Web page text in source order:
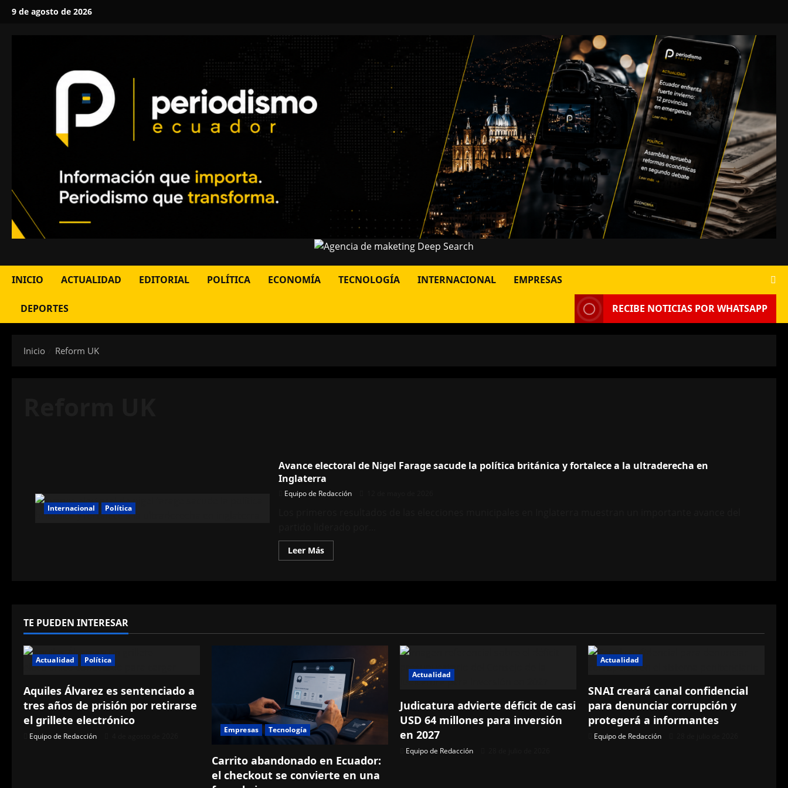
Saltar9 de agosto de 2026
INICIO ACTUALIDAD EDITORIAL POLÍTICA ECONOMÍA TECNOLOGÍA INTERNACIONAL EMPRESAS
DEPORTES RECIBE NOTICIAS POR WHATSAPP
Inicio Reform UK
Internacional Política
Avance electoral de Nigel Farage sacude la política británica y fortalece a la ultraderecha en
Inglaterra
Equipo de Redacción
Leer MásLeer
más
la
fortalece
a
la
ultraderecha
en
Inglaterra
TE PUEDEN INTERESAR
Actualidad Política
Aquiles Álvarez es sentenciado a
tres años de prisión por retirarse
el grillete electrónico
Equipo de Redacción
Empresas Tecnología
Carrito abandonado en Ecuador:
el checkout se convierte en una
Actualidad
Judicatura advierte déficit de casi
USD 64 millones para inversión
en 2027
Equipo de Redacción
Actualidad
SNAI creará canal confidencial
para denunciar corrupción y
protegerá a informantes
Equipo de Redacción